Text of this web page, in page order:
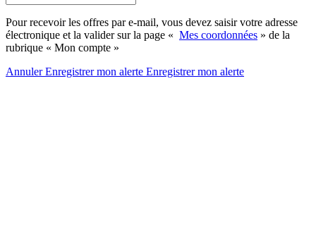
Pour recevoir les offres par e-mail, vous devez saisir votre adresse
électronique et la valider sur la page « Mes coordonnées » de la
rubrique « Mon compte »
AnnulerEnregistrer mon alerte Enregistrermon alerte